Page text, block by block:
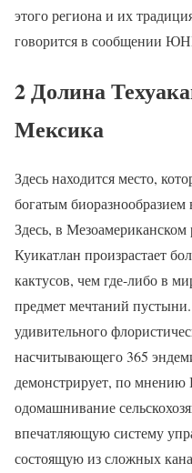
этого региона и их
говорится в сообщении
2 Долина
Мексика
Здесь находится место,
богатым
Здесь, в
Куикатлан произрастает
кактусов, чем где-либо в
предмет мечтаний
удивительного
насчитывающего 365
демонстрирует, по
одомашнивание
впечатляющую систему
состоящую из сложных